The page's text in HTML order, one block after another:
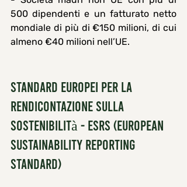
500 dipendenti e un fatturato netto
mondiale di più di €150 milioni, di cui
almeno €40 milioni nell’UE.
Standard europei per la
rendicontazione sulla
sostenibilità - ESRS (European
Sustainability Reporting
Standard)